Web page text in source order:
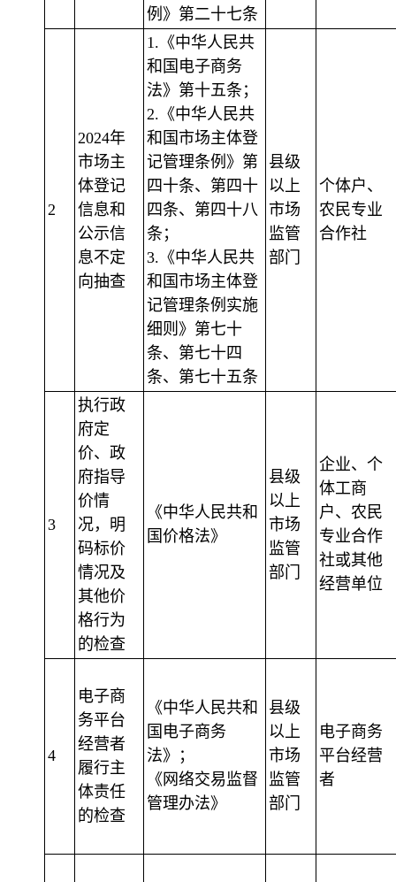
例》第二十七条
2
2024年
市场主
体登记
信息和
公示信
息不定
向抽查
1.《中华人民共
和国电子商务
法》第十五条；
2.《中华人民共
和国市场主体登
记管理条例》第
四十条、第四十
四条、第四十八
条；
3.《中华人民共
和国市场主体登
记管理条例实施
细则》第七十
条、第七十四
条、第七十五条
县级
以上
市场
监管
部门
个体户、
农民专业
合作社
3
执行政
府定
价、政
府指导
价情
况，明
码标价
情况及
其他价
格行为
的检查
《中华人民共和
国价格法》
县级
以上
市场
监管
部门
企业、个
体工商
户、农民
专业合作
社或其他
经营单位
4
电子商
务平台
经营者
履行主
体责任
的检查
《中华人民共和
国电子商务
法》；
《网络交易监督
管理办法》
县级
以上
市场
监管
部门
电子商务
平台经营
者